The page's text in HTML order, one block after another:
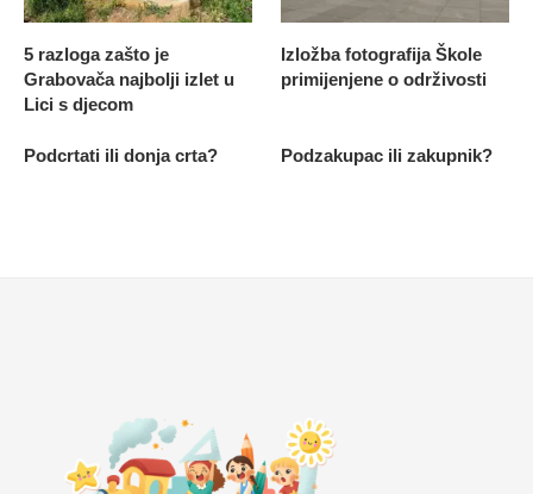
5 razloga zašto je
Grabovača najbolji izlet u
Lici s djecom
Izložba fotografija Škole
primijenjene o održivosti
Podcrtati ili donja crta? Podzakupac ili zakupnik?